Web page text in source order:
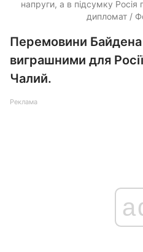
напруги, а в підсумку Росія
дипломат /
Перемовини Байдена
виграшними для
Чалий.
Реклама